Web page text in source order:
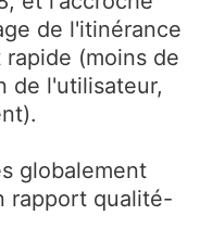
de l'itinérance
(moins de
de l'utilisateur,
globalement
rapport qualité-